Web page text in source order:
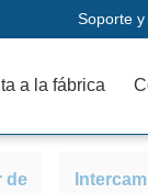
Soporte y
a la fábrica
de